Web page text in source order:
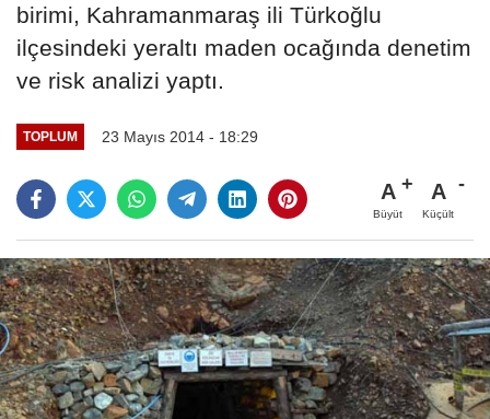
birimi, Kahramanmaraş ili Türkoğlu
ilçesindeki yeraltı maden ocağında denetim
ve risk analizi yaptı.
TOPLUM 23 Mayıs 2014 - 18:29
A
Büyüt
A
Küçült